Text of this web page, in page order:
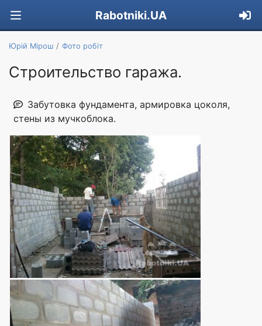
Rabotniki.UA
Юрій Мірош Фото робіт
Строительство гаража.
Забутовка фундамента, армировка цоколя,
стены из мучкоблока.